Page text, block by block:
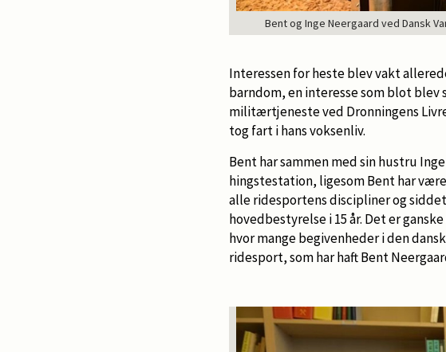
Bent og Inge Neergaard ved Dansk
Interessen for heste blev vakt
barndom, en interesse som blot blev
militærtjeneste ved Dronningens
tog fart i hans voksenliv.
Bent har sammen med sin hustru
hingstestation, ligesom Bent har
alle ridesportens discipliner og
hovedbestyrelse i 15 år. Det er
hvor mange begivenheder i den
ridesport, som har haft Bent